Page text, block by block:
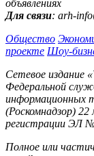
объявлениях
Для связи: arh-
Общество
проекте Шоу-
Сетевое издание
Федеральной
информационных
(Роскомнадзор)
регистрации ЭЛ
Полное или